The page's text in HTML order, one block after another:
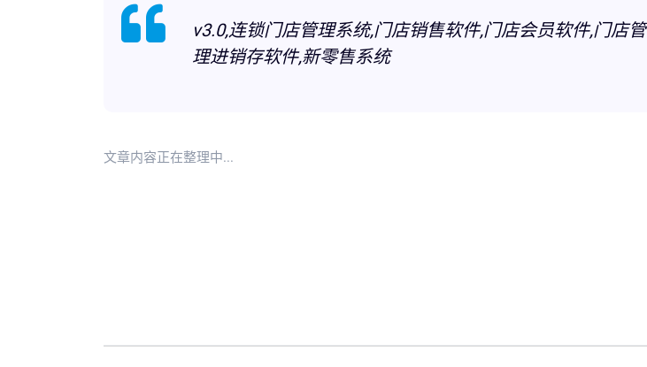
v3.0,连锁门店管理系统,门店销售软件,门店会员软件,门店管
理进销存软件,新零售系统
文章内容正在整理中...